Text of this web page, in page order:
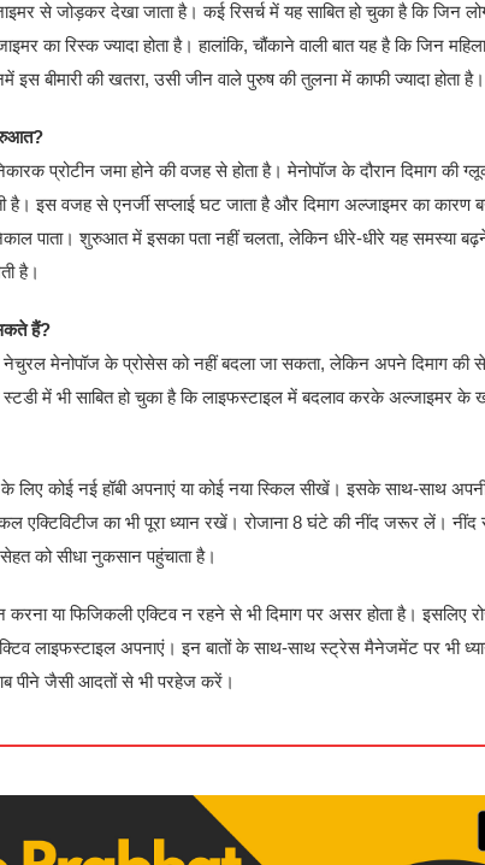
से जोड़कर देखा जाता है। कई रिसर्च में यह साबित हो चुका है कि जिन
का रिस्क ज्यादा होता है। हालांकि, चौंकाने वाली बात यह है कि जिन
इस बीमारी की खतरा, उसी जीन वाले पुरुष की तुलना में काफी ज्यादा होता है।
प्रोटीन जमा होने की वजह से होता है। मेनोपॉज के दौरान दिमाग की
है। इस वजह से एनर्जी सप्लाई घट जाता है और दिमाग अल्जाइमर का कारण
पाता। शुरुआत में इसका पता नहीं चलता, लेकिन धीरे-धीरे यह समस्या
है।
हैं?
मेनोपॉज के प्रोसेस को नहीं बदला जा सकता, लेकिन अपने दिमाग की
में भी साबित हो चुका है कि लाइफस्टाइल में बदलाव करके अल्जाइमर के
लिए कोई नई हॉबी अपनाएं या कोई नया स्किल सीखें। इसके साथ-साथ
एक्टिविटीज का भी पूरा ध्यान रखें। रोजाना 8 घंटे की नींद जरूर लें। नींद
सेहत को सीधा नुकसान पहुंचाता है।
करना या फिजिकली एक्टिव न रहने से भी दिमाग पर असर होता है। इसलिए
लाइफस्टाइल अपनाएं। इन बातों के साथ-साथ स्ट्रेस मैनेजमेंट पर भी
पीने जैसी आदतों से भी परहेज करें।